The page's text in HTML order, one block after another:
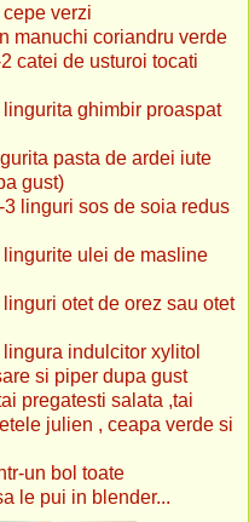
verde
catei de usturoi tocati
proaspat
de ardei iute
gust)
soia redus
de masline
orez sau otet
xylitol
gust
pregatesti salata ,tai
julien , ceapa verde si
un bol toate
le pui in blender...